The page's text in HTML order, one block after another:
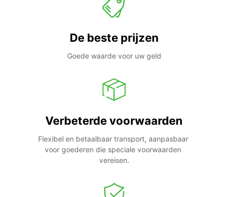
De beste prijzen
Goede waarde voor uw geld
Verbeterde voorwaarden
Flexibel en betaalbaar transport, aanpasbaar
voor goederen die speciale voorwaarden
vereisen.